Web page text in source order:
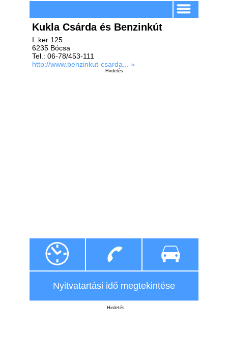
Kukla Csárda és Benzinkút
I. ker 125
6235 Bócsa
Tel.: 06-78/453-111
http://www.benzinkut-csarda... »
Hirdetés
Nyitvatartási idő megtekintése
Hirdetés